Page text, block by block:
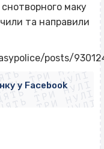
маку
та направили
posts/
ТРИ НУЛІ
ТРИ НУЛІ
ТРИ НУЛІ
ТРИ НУЛІ
ТРИ НУЛІ
ТРИ НУЛІ
ТРИ НУЛІ
ТРИ НУЛІ
у Facebook